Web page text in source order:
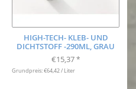
HIGH-TECH- KLEB- UND
DICHTSTOFF -290ML, GRAU
€15,37 *
Grundpreis: €64,42 / Liter